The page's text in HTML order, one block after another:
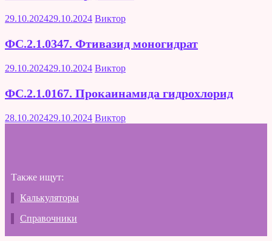
29.10.202429.10.2024 Виктор
ФС.2.1.0347. Фтивазид моногидрат
29.10.202429.10.2024 Виктор
ФС.2.1.0167. Прокаинамида гидрохлорид
28.10.202429.10.2024 Виктор
Также ищут:
Калькуляторы
Справочники